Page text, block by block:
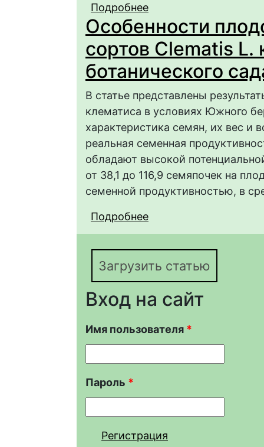
Подробнее
различных сортов
Amaryllidaceae
Особенности
сортов Clematis L.
ботанического
В статье представлены
клематиса в условиях Южного
характеристика семян, их вес и
реальная семенная
обладают высокой
от 38,1 до 116,9 семяпочек на
семенной продуктивностью, в
Подробнее
коллекции
Загрузить статью
Вход на сайт
Имя пользователя *
Пароль *
Регистрация